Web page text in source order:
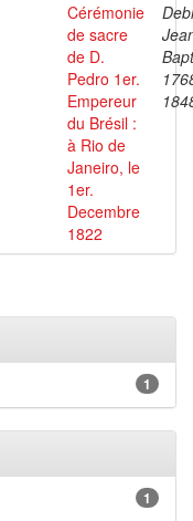
Cérémonie
de sacre
de D.
Pedro 1er.
Empereur
du Brésil :
à Rio de
Janeiro, le
1er.
Decembre
1822
1
1